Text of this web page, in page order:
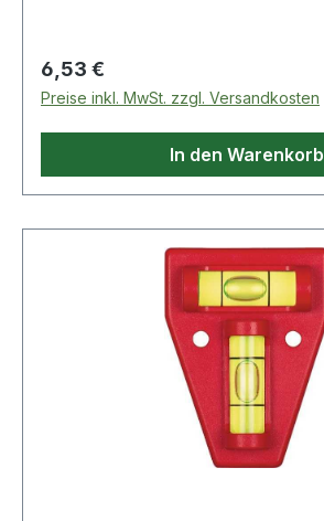
143097
Regulärer Preis:
6,53 €
Preise inkl. MwSt. zzgl. Versandkosten
In den Warenkorb